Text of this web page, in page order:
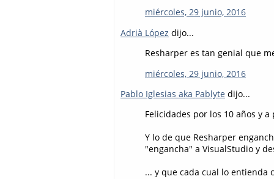
miércoles, 29 junio, 2016
Adrià López dijo...
Resharper es tan genial que
miércoles, 29 junio, 2016
Pablo Iglesias aka Pablyte dijo...
Felicidades por los 10 años y
Y lo de que Resharper
"engancha" a VisualStudio y
... y que cada cual lo entienda